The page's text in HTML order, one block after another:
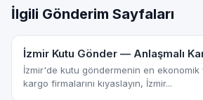
İlgili Gönderim Sayfaları
İzmir Kutu Gönder — Anlaşmalı
İzmir'de kutu göndermenin en ekonomik
kargo firmalarını kıyaslayın, İzmir...